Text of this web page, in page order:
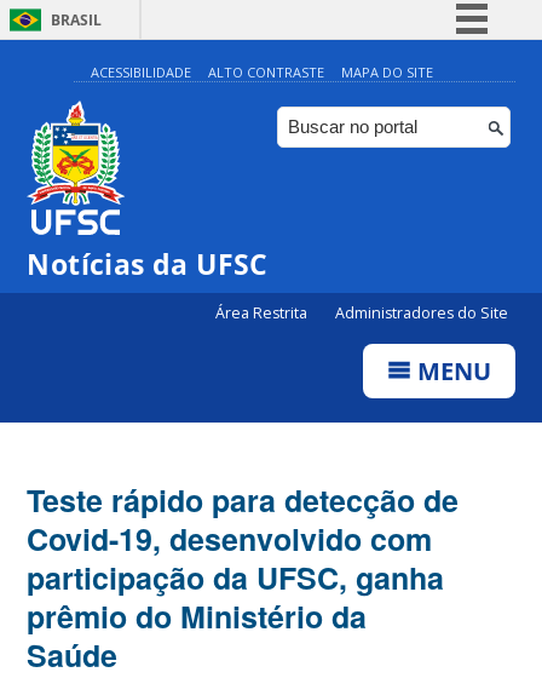
BRASIL
Simplifique!
Comunica BR
Participe
ACESSIBILIDADE ALTO CONTRASTE MAPA DO SITE
Notícias da UFSC
Área Restrita Administradores do Site
MENU
Teste rápido para detecção de
Covid-19, desenvolvido com
participação da UFSC, ganha
prêmio do Ministério da
Saúde